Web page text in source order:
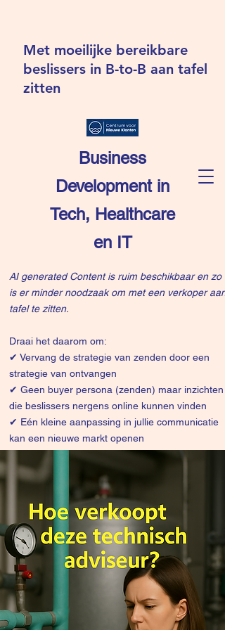
Business
Development in
Tech, Healthcare
en IT
Met moeilijke bereikbare
beslissers in B-to-B aan tafel
zitten
AI generated Content is ruim beschikbaar en zo
is er minder noodzaak om met een verkoper aan
tafel te zitten.
Draai het daarom om:
✔ Vervang de strategie van zenden door een
strategie van ontvangen
✔ Geen buyer persona (zenden) maar inzichten
die beslissers nergens online kunnen vinden
✔ Eén kleine aanpassing in jullie communicatie
kan een nieuwe markt openen